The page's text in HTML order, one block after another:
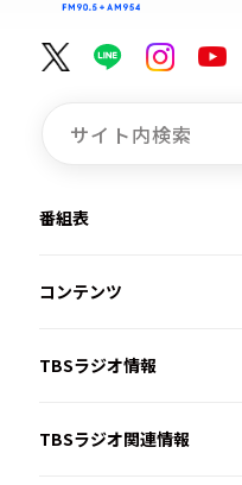
番組表
コンテンツ
TBSラジオ情報
TBSラジオ関連情報